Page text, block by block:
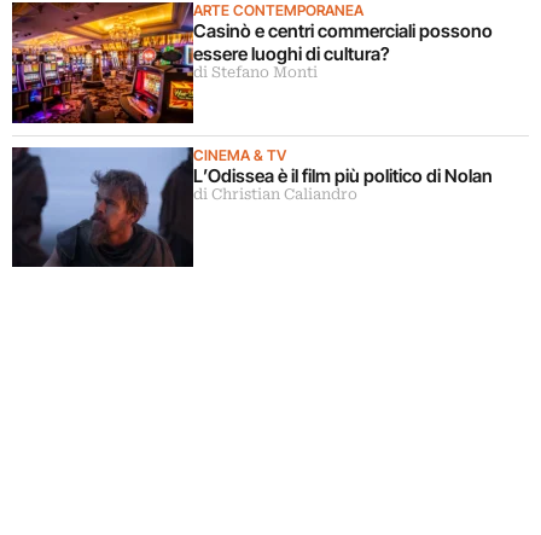
ARTE CONTEMPORANEA
Casinò e centri commerciali possono
essere luoghi di cultura?
di Stefano Monti
CINEMA & TV
L’Odissea è il film più politico di Nolan
di Christian Caliandro